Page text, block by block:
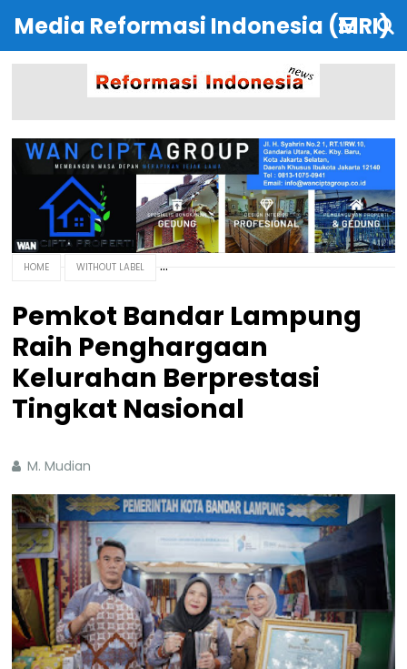
Media Reformasi Indonesia (MRI)
HOME WITHOUT LABEL
Pemkot Bandar Lampung
Raih Penghargaan
Kelurahan Berprestasi
Tingkat Nasional
M. Mudian